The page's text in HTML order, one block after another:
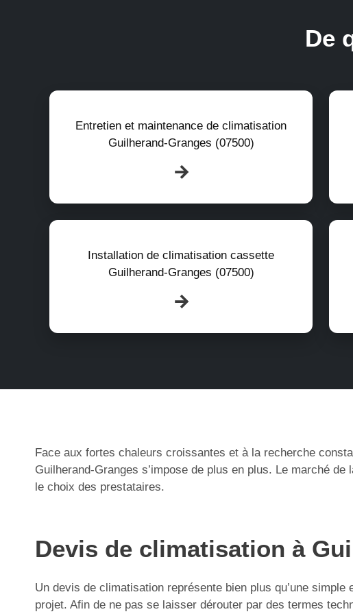
De
Entretien et maintenance de climatisation
Guilherand-Granges (07500)
Installation de climatisation cassette
Guilherand-Granges (07500)
Face aux fortes chaleurs croissantes et à la recherche
Guilherand-Granges s’impose de plus en plus. Le marché
le choix des prestataires.
Devis de climatisation à
Un devis de climatisation représente bien plus qu’une
projet. Afin de ne pas se laisser dérouter par des termes